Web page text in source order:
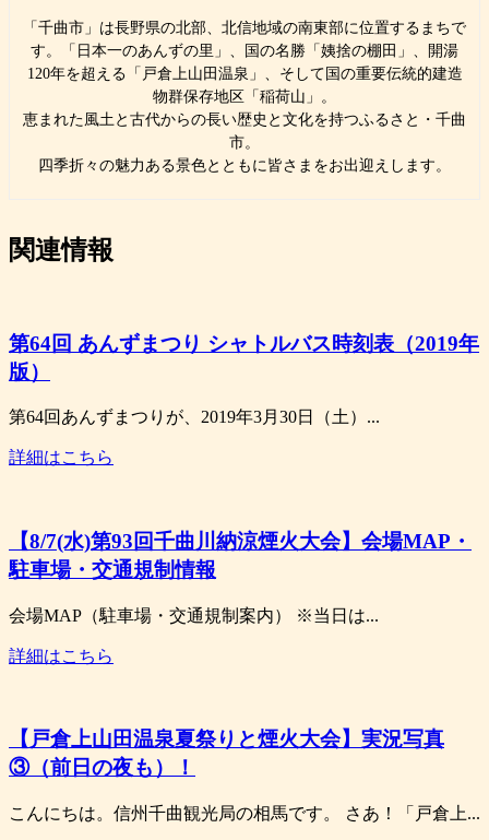
「千曲市」は長野県の北部、北信地域の南東部に位置するまちで
す。「日本一のあんずの里」、国の名勝「姨捨の棚田」、開湯
120年を超える「戸倉上山田温泉」、そして国の重要伝統的建造
物群保存地区「稲荷山」。
恵まれた風土と古代からの長い歴史と文化を持つふるさと・千曲
市。
四季折々の魅力ある景色とともに皆さまをお出迎えします。
関連情報
第64回 あんずまつり シャトルバス時刻表（2019年
版）
第64回あんずまつりが、2019年3月30日（土）...
詳細はこちら
【8/7(水)第93回千曲川納涼煙火大会】会場MAP・
駐車場・交通規制情報
会場MAP（駐車場・交通規制案内） ※当日は...
詳細はこちら
【戸倉上山田温泉夏祭りと煙火大会】実況写真
③（前日の夜も）！
こんにちは。信州千曲観光局の相馬です。 さあ！「戸倉上...